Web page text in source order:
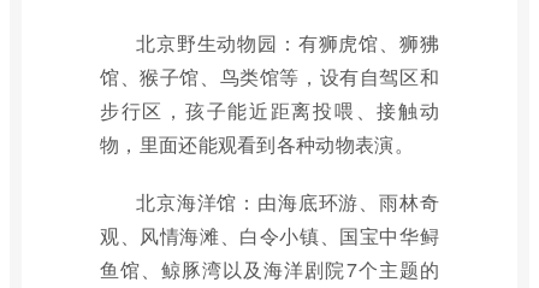
北京野生动物园：有狮虎馆、狮狒
馆、猴子馆、鸟类馆等，设有自驾区和
步行区，孩子能近距离投喂、接触动
物，里面还能观看到各种动物表演。
北京海洋馆：由海底环游、雨林奇
观、风情海滩、白令小镇、国宝中华鲟
鱼馆、鲸豚湾以及海洋剧院7个主题的